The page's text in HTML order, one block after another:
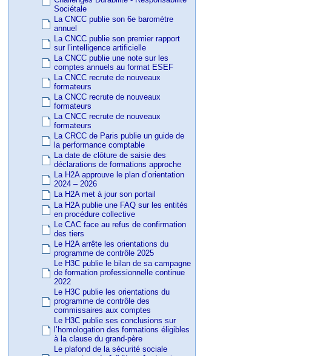
Sociétale
La CNCC publie son 6e baromètre
annuel
La CNCC publie son premier rapport
sur l’intelligence artificielle
La CNCC publie une note sur les
comptes annuels au format ESEF
La CNCC recrute de nouveaux
formateurs
La CNCC recrute de nouveaux
formateurs
La CNCC recrute de nouveaux
formateurs
La CRCC de Paris publie un guide de
la performance comptable
La date de clôture de saisie des
déclarations de formations approche
La H2A approuve le plan d’orientation
2024 – 2026
La H2A met à jour son portail
La H2A publie une FAQ sur les entités
en procédure collective
Le CAC face au refus de confirmation
des tiers
Le H2A arrête les orientations du
programme de contrôle 2025
Le H3C publie le bilan de sa campagne
de formation professionnelle continue
2022
Le H3C publie les orientations du
programme de contrôle des
commissaires aux comptes
Le H3C publie ses conclusions sur
l’homologation des formations éligibles
à la clause du grand-père
Le plafond de la sécurité sociale